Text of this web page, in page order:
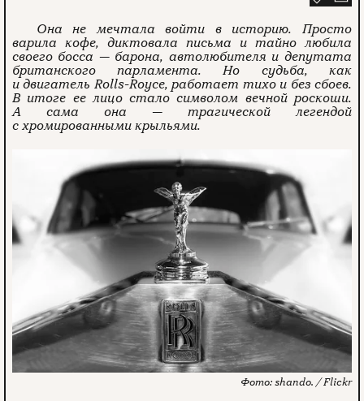
Она не мечтала войти в историю. Просто
варила кофе, диктовала письма и тайно любила
своего босса — барона, автолюбителя и депутата
британского парламента. Но судьба, как
и двигатель Rolls-Royce, работает тихо и без сбоев.
В итоге ее лицо стало символом вечной роскоши.
А сама она — трагической легендой
с хромированными крыльями.
shando. / Flickr